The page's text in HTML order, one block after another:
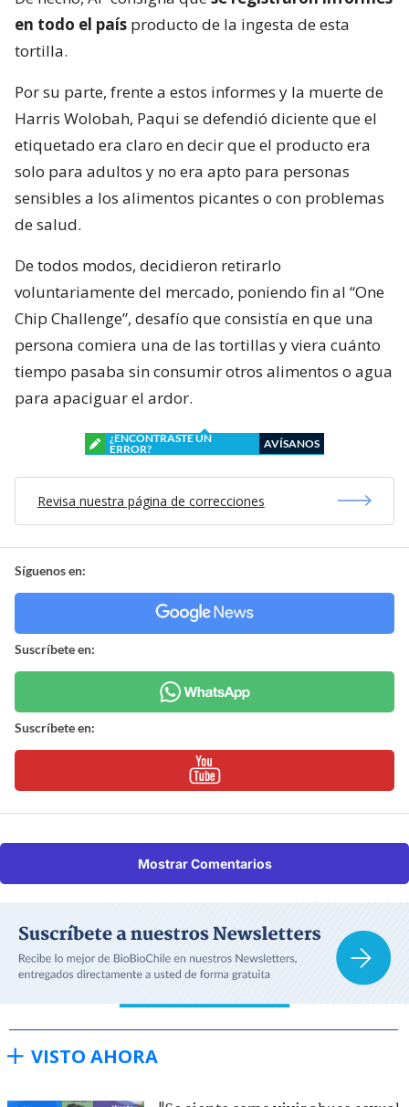
en todo el país producto de la ingesta de esta
tortilla.
Por su parte, frente a estos informes y la muerte de
Harris Wolobah, Paqui se defendió diciente que el
etiquetado era claro en decir que el producto era
solo para adultos y no era apto para personas
sensibles a los alimentos picantes o con problemas
de salud.
De todos modos, decidieron retirarlo
voluntariamente del mercado, poniendo fin al “One
Chip Challenge”, desafío que consistía en que una
persona comiera una de las tortillas y viera cuánto
tiempo pasaba sin consumir otros alimentos o agua
para apaciguar el ardor.
¿ENCONTRASTE UN
ERROR?
AVÍSANOS
Revisa nuestra página de correcciones
Síguenos en:
Suscríbete en:
Suscríbete en:
Mostrar Comentarios
VISTO AHORA